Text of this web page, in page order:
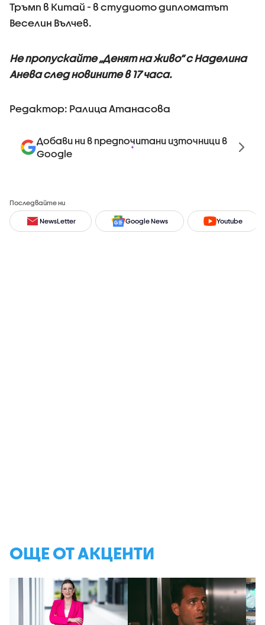
Тръмп в Китай - в студиото дипломатът
Веселин Вълчев.
Не пропускайте „Денят на живо“ с Наделина
Анева след новините в 17 часа.
Редактор: Ралица Атанасова
Добави ни в предпочитани източници в
Google
Последвайте ни
NewsLetter Google News Youtube
ОЩЕ ОТ АКЦЕНТИ